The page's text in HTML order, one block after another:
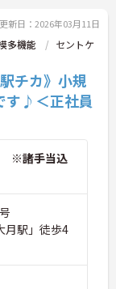
更新日：2026年03月11日
多機能
セントケ
チカ》小規
す♪＜正社員
※諸手当込
月駅」徒歩4